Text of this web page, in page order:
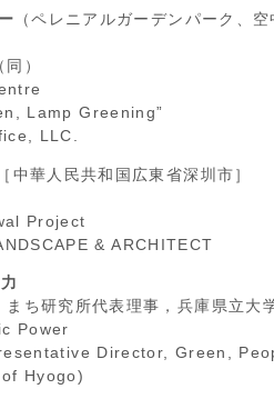
（ペレニアルガーデンパーク、
）
Lamp Greening”
LLC.
［中華人民共和国広東省深圳市］
Project
& ARCHITECT
ち研究所代表理事，兵庫県立大
Power
Director, Green,
Hyogo)